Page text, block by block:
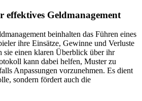
effektives Geldmanagement
beinhalten das Führen eines
ihre Einsätze, Gewinne und Verluste
sie einen klaren Überblick über ihr
kann dabei helfen, Muster zu
Anpassungen vorzunehmen. Es dient
sondern fördert auch die